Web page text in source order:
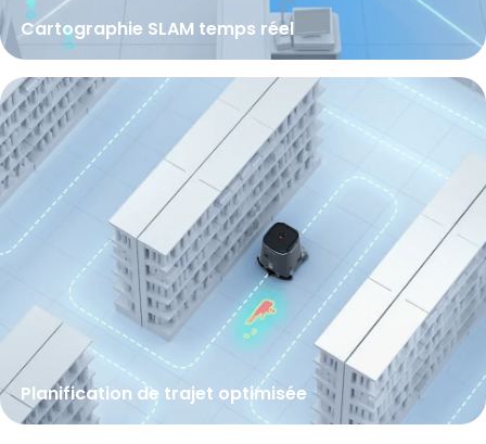
Cartographie SLAM temps réel
Planification de trajet optimisée